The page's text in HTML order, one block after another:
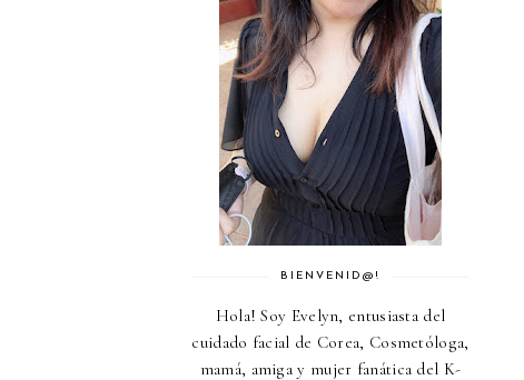
BIENVENID@!
Hola! Soy Evelyn, entusiasta del
cuidado facial de Corea, Cosmetóloga,
mamá, amiga y mujer fanática del K-